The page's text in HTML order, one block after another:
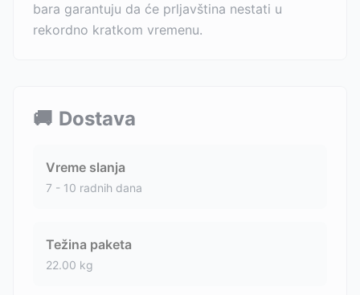
bara garantuju da će prljavština nestati u
rekordno kratkom vremenu.
🚚 Dostava
Vreme slanja
7 - 10 radnih dana
Težina paketa
22.00 kg